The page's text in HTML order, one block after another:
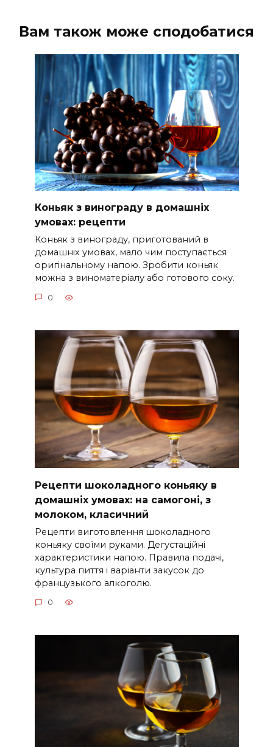
Вам також може сподобатися
Коньяк з винограду в домашніх
умовах: рецепти
Коньяк з винограду, приготований в
домашніх умовах, мало чим поступається
оригінальному напою. Зробити коньяк
можна з виноматеріалу або готового соку.
0
Рецепти шоколадного коньяку в
домашніх умовах: на самогоні, з
молоком, класичний
Рецепти виготовлення шоколадного
коньяку своїми руками. Дегустаційні
характеристики напою. Правила подачі,
культура пиття і варіанти закусок до
французького алкоголю.
0